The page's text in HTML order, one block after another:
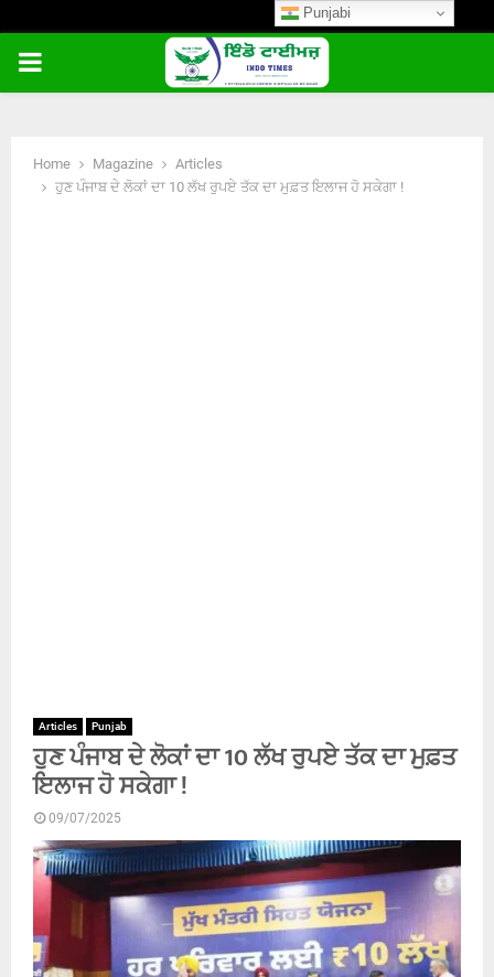
PRIMARY
Home Magazine
Articles
ਹੁਣ ਪੰਜਾਬ ਦੇ ਲੋਕਾਂ ਦਾ 10 ਲੱਖ ਰੁਪਏ ਤੱਕ ਦਾ ਮੁਫ਼ਤ ਇਲਾਜ ਹੋ ਸਕੇਗਾ !
Articles Punjab
ਹੁਣ ਪੰਜਾਬ ਦੇ ਲੋਕਾਂ ਦਾ 10 ਲੱਖ ਰੁਪਏ ਤੱਕ ਦਾ ਮੁਫ਼ਤ
ਇਲਾਜ ਹੋ ਸਕੇਗਾ !
09/07/2025
Punjabi